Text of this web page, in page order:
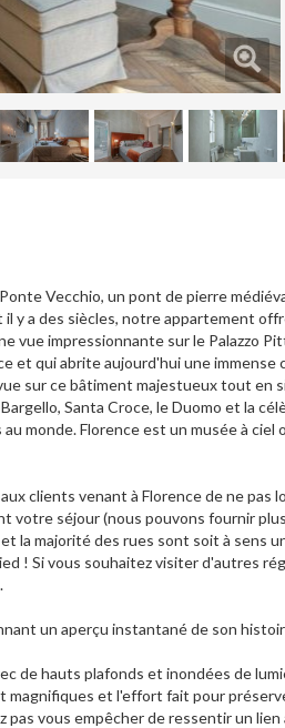
Vecchio, un pont de pierre
y a des siècles, notre appartement
vue impressionnante sur le Palazzo
et qui abrite aujourd'hui une immense
sur ce bâtiment majestueux tout en
Santa Croce, le Duomo et la
monde. Florence est un musée à ciel
clients venant à Florence de ne pas
votre séjour (nous pouvons fournir plus
la majorité des rues sont soit à sens
! Si vous souhaitez visiter d'autres
un aperçu instantané de son
de hauts plafonds et inondées de
magnifiques et l'effort fait pour
vous empêcher de ressentir un lien